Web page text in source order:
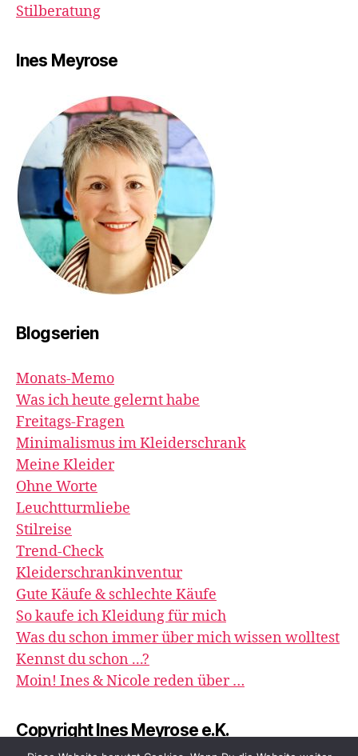
Stilberatung
Ines Meyrose
Blogserien
Monats-Memo
Was ich heute gelernt habe
Freitags-Fragen
Minimalismus im Kleiderschrank
Meine Kleider
Ohne Worte
Leuchtturmliebe
Stilreise
Trend-Check
Kleiderschrankinventur
Gute Käufe & schlechte Käufe
So kaufe ich Kleidung für mich
Was du schon immer über mich wissen wolltest
Kennst du schon ...?
Moin! Ines & Nicole reden über …
Copyright Ines Meyrose e.K.
image&impression